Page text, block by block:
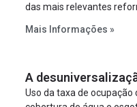
das mais relevantes
serviços, ampliar a
à segurança jurídica dos
Mais Informações »
A
Uso da taxa de ocupação